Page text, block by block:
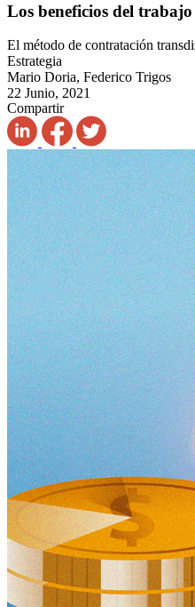
Los beneficios del
El método de contratación
Estrategia
Mario Doria, Federico Trigos
22 Junio, 2021
Compartir